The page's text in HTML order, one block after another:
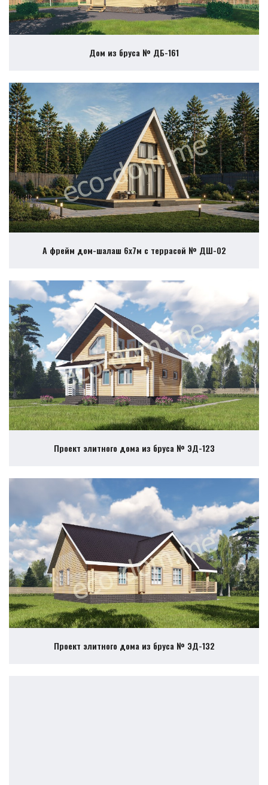
Дом из бруса № ДБ-161
А фрейм дом-шалаш 6х7м с террасой № ДШ-02
Проект элитного дома из бруса № ЭД-123
Проект элитного дома из бруса № ЭД-132